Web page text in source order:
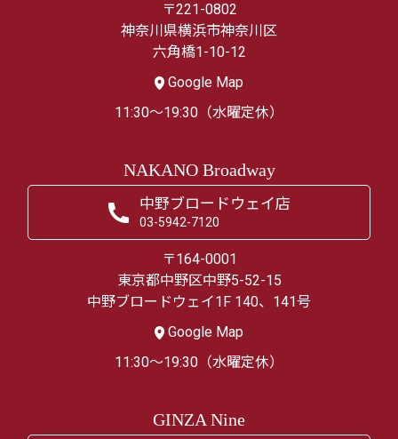
〒221-0802
神奈川県横浜市神奈川区
六角橋1-10-12
Google Map
11:30～19:30（水曜定休）
NAKANO Broadway
中野ブロードウェイ店
03-5942-7120
〒164-0001
東京都中野区中野5-52-15
中野ブロードウェイ1F 140、141号
Google Map
11:30～19:30（水曜定休）
GINZA Nine